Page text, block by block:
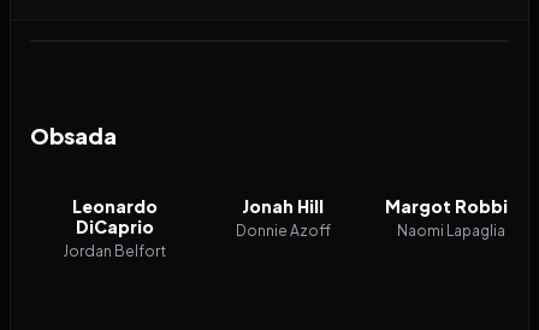
Obsada
Leonardo
DiCaprio
Jordan Belfort
Jonah Hill
Donnie Azoff
Margot Robbie
Naomi Lapaglia